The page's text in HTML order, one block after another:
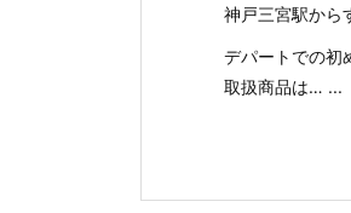
神戸三宮駅から
デパートでの初
取扱商品は… ...